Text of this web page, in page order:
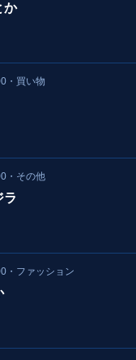
か
・ 買い物
・ その他
ラ
・ ファッション